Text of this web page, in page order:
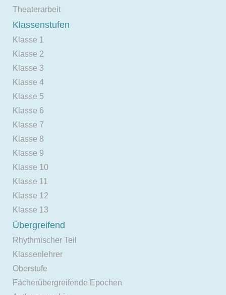
Theaterarbeit
Klassenstufen
Klasse 1
Klasse 2
Klasse 3
Klasse 4
Klasse 5
Klasse 6
Klasse 7
Klasse 8
Klasse 9
Klasse 10
Klasse 11
Klasse 12
Klasse 13
Übergreifend
Rhythmischer Teil
Klassenlehrer
Oberstufe
Fächerübergreifende Epochen